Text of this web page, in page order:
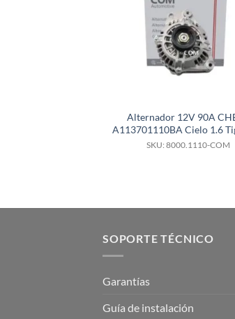
Alternador 12V 90A
A113701110BA Cielo 1.6
SKU: 8000.1110-COM
SOPORTE TÉCNICO
Garantías
Guía de instalación